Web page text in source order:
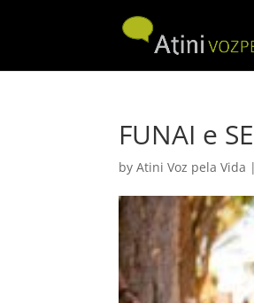
FUNAI e
byAtini Voz pela Vida |